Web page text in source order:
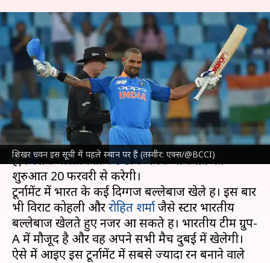
शिखर धवन इस सूची में पहले स्थान पर हैं (तस्वीर: एक्स/@BCCI)
चैंपियंस ट्रॉफी में भारत के लिए इन
बल्लेबाजों ने बनाए हैं सबसे ज्यादा
रन
लेखन आदर्श कुमार Jan 16, 2025 06:55 pm
क्या है खबर?
चैंपियंस ट्रॉफी 2024-25 का आगाज 19 फरवरी से होना
है, जिसमेंभारतीय क्रिकेट टीमअपने अभियान की
शुरुआत 20 फरवरी से करेगी।
टूर्नामेंट में भारत के कई दिग्गज बल्लेबाज खेले हैं। इस बार
भी विराट कोहली औररोहित शर्माजैसे स्टार भारतीय
बल्लेबाज खेलते हुए नजर आ सकते हैं। भारतीय टीम ग्रुप-
A में मौजूद है और वह अपने सभी मैच दुबई में खेलेगी।
ऐसे में आइए इस टूर्नामेंट में सबसे ज्यादा रन बनाने वाले